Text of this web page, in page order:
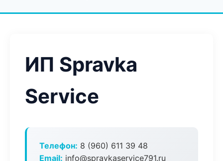
ИП Spravka
Service
Телефон: 8 (960) 611 39 48
Email: info@spravkaservice791.ru